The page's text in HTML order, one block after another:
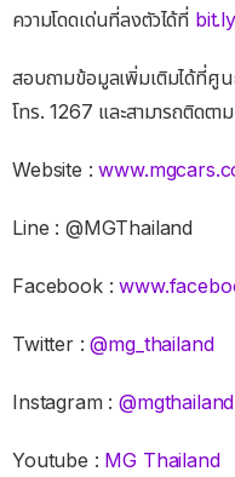
ความโดดเด่นที่ลงตัวได้ที่
สอบถามข้อมูลเพิ่มเติมได้ที่
โทร. 1267 และสามารถติดตา
Website :
Line : @MGThailand
Facebook :
Twitter :@mg_thailand
Instagram :@mgthailand
Youtube : MG Thailand